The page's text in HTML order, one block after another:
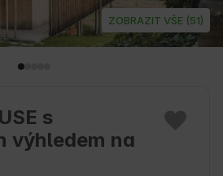
ZOBRAZIT VŠE (51)
s
výhledem na